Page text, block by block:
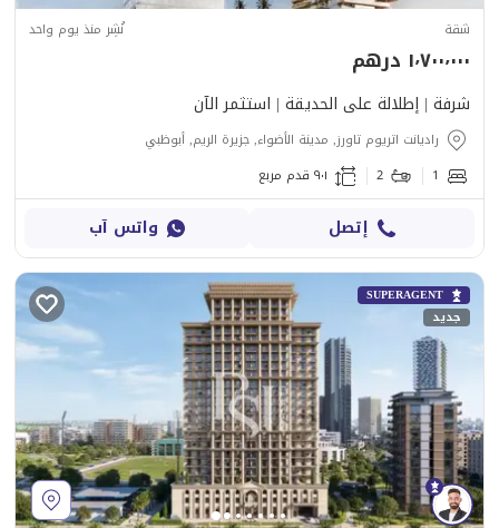
شقة نُشِر منذ يوم واحد
١٬٧٠٠٬٠٠٠ درهم
شرفة | إطلالة على الحديقة | استثمر الآن
راديانت اتريوم تاورز, مدينة الأضواء, جزيرة الريم, أبوظبي
1
2 ٩٠١ قدم مربع
إتصل واتس آب
SUPERAGENT
جديد